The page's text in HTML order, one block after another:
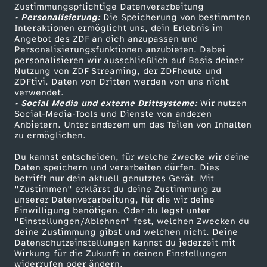
Zustimmungspflichtige Datenverarbeitung
• Personalisierung:Die Speicherung von bestimmten
Interaktionen ermöglicht uns, dein Erlebnis im
Angebot des ZDF an dich anzupassen und
Personalisierungsfunktionen anzubieten. Dabei
personalisieren wir ausschließlich auf Basis deiner
Nutzung von ZDF Streaming, der ZDFheute und
ZDFtivi. Daten von Dritten werden von uns nicht
verwendet.
• Social Media und externe Drittsysteme:Wir nutzen
Social-Media-Tools und Dienste von anderen
Anbietern. Unter anderem um das Teilen von Inhalten
zu ermöglichen.
Du kannst entscheiden, für welche Zwecke wir deine
Daten speichern und verarbeiten dürfen. Dies
betrifft nur dein aktuell genutztes Gerät. Mit
"Zustimmen" erklärst du deine Zustimmung zu
unserer Datenverarbeitung, für die wir deine
Einwilligung benötigen. Oder du legst unter
"Einstellungen/Ablehnen" fest, welchen Zwecken du
deine Zustimmung gibst und welchen nicht. Deine
Datenschutzeinstellungen kannst du jederzeit mit
Wirkung für die Zukunft in deinen Einstellungen
widerrufen oder ändern.
e
r
e
c
h
t
i
g
k
Livestreams
Sendungen A-Z
TV-Programm
Zuschauerservice
Hilfe
ZDF Unternehmen
Karriere
ZDF goes Schule
Werbefernsehen
Mainzelmännchen